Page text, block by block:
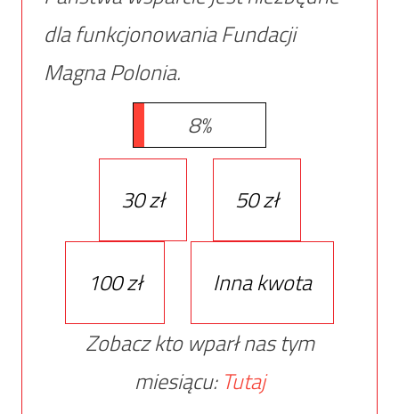
dla funkcjonowania Fundacji
Magna Polonia.
8%
30 zł 50 zł
100 zł
Inna kwota
Zobacz kto wparł nas tym
miesiącu: Tutaj